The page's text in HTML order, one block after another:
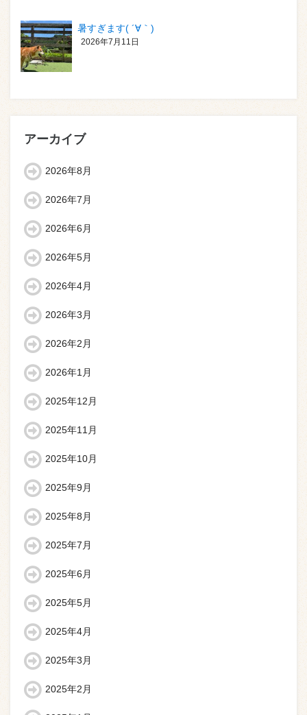
暑すぎます( ´∀｀)
2026年7月11日
アーカイブ
2026年8月
2026年7月
2026年6月
2026年5月
2026年4月
2026年3月
2026年2月
2026年1月
2025年12月
2025年11月
2025年10月
2025年9月
2025年8月
2025年7月
2025年6月
2025年5月
2025年4月
2025年3月
2025年2月